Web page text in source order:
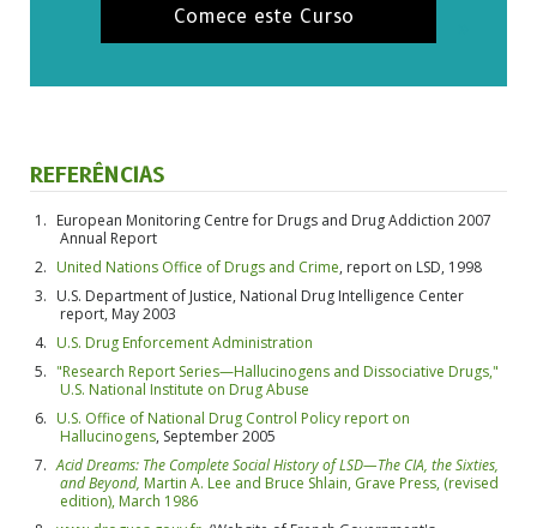
Comece este Curso
REFERÊNCIAS
European Monitoring Centre for Drugs and Drug Addiction 2007
Annual Report
United Nations Office of Drugs and Crime, report on LSD, 1998
U.S. Department of Justice, National Drug Intelligence Center
report, May 2003
U.S. Drug Enforcement Administration
"Research Report Series—Hallucinogens and Dissociative Drugs,"
U.S. National Institute on Drug Abuse
U.S. Office of National Drug Control Policy report on
Hallucinogens, September 2005
Acid Dreams: The Complete Social History of LSD—The CIA, the Sixties,
and Beyond, Martin A. Lee and Bruce Shlain, Grave Press, (revised
edition), March 1986